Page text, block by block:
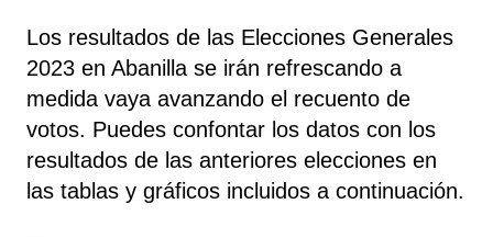
Los resultados de las Elecciones Generales
2023 en Abanilla se irán refrescando a
medida vaya avanzando el recuento de
votos. Puedes confontar los datos con los
resultados de las anteriores elecciones en
las tablas y gráficos incluidos a continuación.